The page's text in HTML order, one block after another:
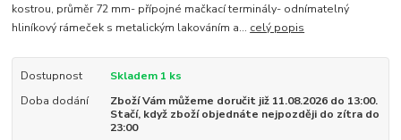
kostrou, průměr 72 mm- přípojné mačkací terminály- odnímatelný
hliníkový rámeček s metalickým lakováním a... celý popis
Dostupnost
Skladem 1 ks
Doba dodání
Zboží Vám můžeme doručit již 11.08.2026 do 13:00.
Stačí, když zboží objednáte nejpozději do zítra do
23:00